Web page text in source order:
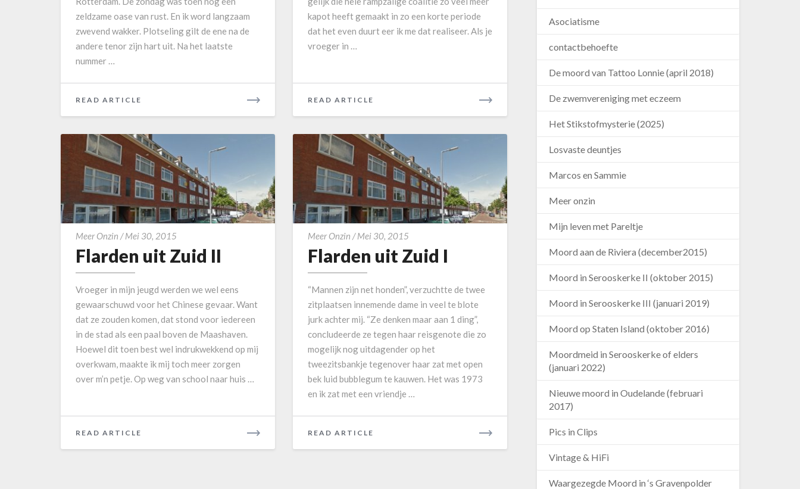
u
i
t
Z
i
zeldzame oase van rust. En ik word langzaam
zwevend wakker. Plotseling gilt de ene na de
andere tenor zijn hart uit. Na het laatste
nummer …
READ ARTICLE
E
D
M
O
R
E
u
i
t
i
kapot heeft gemaakt in zo een korte periode
dat het even duurt eer ik me dat realiseer. Als je
vroeger in …
READ ARTICLE
E
D
M
O
R
E
Meer Onzin /Mei 30, 2015
l
a
d
e
n
u
i
t
Z
i
Flarden uit Zuid II
Vroeger in mijn jeugd werden we wel eens
gewaarschuwd voor het Chinese gevaar. Want
dat ze zouden komen, dat stond voor iedereen
in de stad als een paal boven de Maashaven.
Hoewel dit toen best wel indrukwekkend op mij
overkwam, maakte ik mij toch meer zorgen
over m’n petje. Op weg van school naar huis …
READ ARTICLE
E
Meer Onzin /Mei 30, 2015
l
a
d
e
n
u
i
t
Z
u
i
Flarden uit Zuid I
“Mannen zijn net honden”, verzuchtte de twee
zitplaatsen innemende dame in veel te blote
jurk achter mij. “Ze denken maar aan 1 ding”,
concludeerde ze tegen haar reisgenote die zo
mogelijk nog uitdagender op het
tweezitsbankje tegenover haar zat met open
bek luid bubblegum te kauwen. Het was 1973
en ik zat met een vriendje …
READ ARTICLE
E
Asociatisme
contactbehoefte
De moord van Tattoo Lonnie (april 2018)
De zwemvereniging met eczeem
Het Stikstofmysterie (2025)
Losvaste deuntjes
Marcos en Sammie
Meer onzin
Mijn leven met Pareltje
Moord aan de Riviera (december2015)
Moord in Serooskerke II (oktober 2015)
Moord in Serooskerke III (januari 2019)
Moord op Staten Island (oktober 2016)
Moordmeid in Serooskerke of elders
(januari 2022)
Nieuwe moord in Oudelande (februari
2017)
Pics in Clips
Vintage & HiFi
Waargezegde Moord in ‘s Gravenpolder